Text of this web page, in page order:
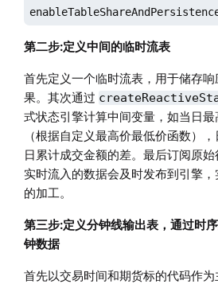
第二步:定义中间的临时流表
首先定义一个临时流表，用于储存
果。其次通过
式状态引擎计算中间变量，如当日
（根据自定义最高价最低价函数）
日累计成交金额的差。最后订阅原
实时流入的数据会及时发布到引擎
的加工。
第三步:定义分钟线输出表，通过时
钟数据
首先以交易时间和期货标的代码作